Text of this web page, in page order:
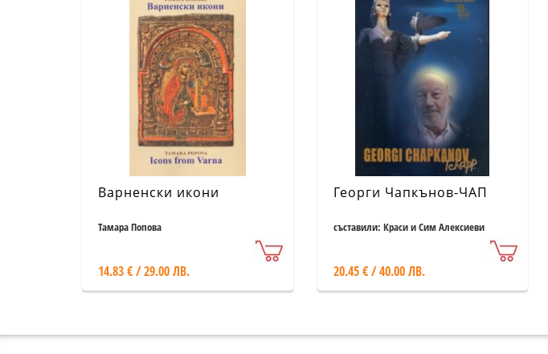
Варненски икони
Тамара Попова
14.83 € / 29.00 ЛВ.
Георги Чапкънов-ЧАП
съставили: Краси и Сим Алексиеви
20.45 € / 40.00 ЛВ.